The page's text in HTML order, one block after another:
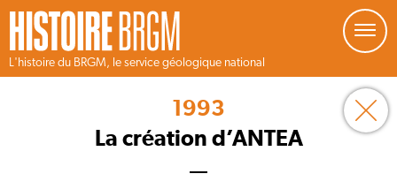
L'histoire du BRGM, le service géologique national
1993
La création d’ANTEA
Gestion de vos préférences sur les cookies